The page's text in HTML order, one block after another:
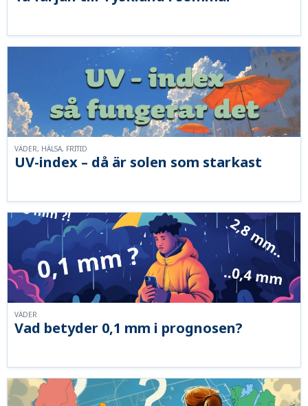
UV-index – då är solen som starkast
VÄDER, HÄLSA, FRITID
Vad betyder 0,1 mm i prognosen?
VÄDER